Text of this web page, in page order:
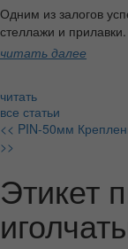
Одним из залогов
стеллажи и
читать далее
читать
все статьи
<< PIN-50мм
>>
Этикет